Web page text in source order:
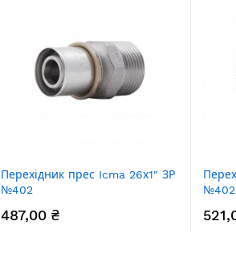
Перехідник прес Icma 26х1" ЗР
№402
487,00 ₴
№402